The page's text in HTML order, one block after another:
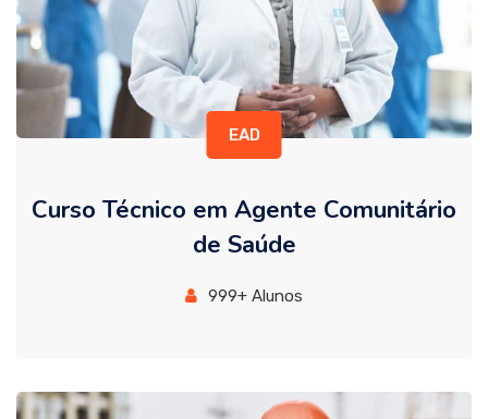
EAD
Curso Técnico em Agente Comunitário
de Saúde
999+ Alunos